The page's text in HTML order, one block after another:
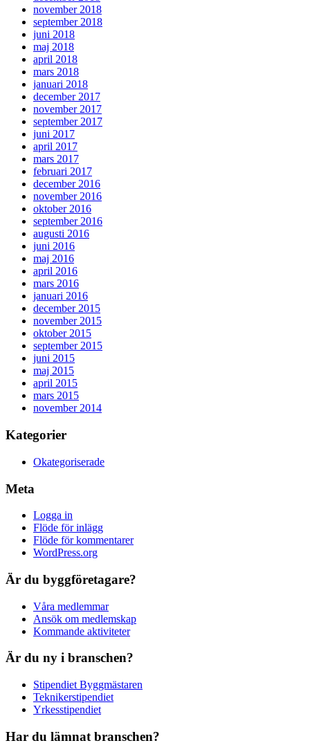
november 2018
september 2018
juni 2018
maj 2018
april 2018
mars 2018
januari 2018
december 2017
november 2017
september 2017
juni 2017
april 2017
mars 2017
februari 2017
december 2016
november 2016
oktober 2016
september 2016
augusti 2016
juni 2016
maj 2016
april 2016
mars 2016
januari 2016
december 2015
november 2015
oktober 2015
september 2015
juni 2015
maj 2015
april 2015
mars 2015
november 2014
Kategorier
Okategoriserade
Meta
Logga in
Flöde för inlägg
Flöde för kommentarer
WordPress.org
Är du byggföretagare?
Våra medlemmar
Ansök om medlemskap
Kommande aktiviteter
Är du ny i branschen?
Stipendiet Byggmästaren
Teknikerstipendiet
Yrkesstipendiet
Har du lämnat branschen?